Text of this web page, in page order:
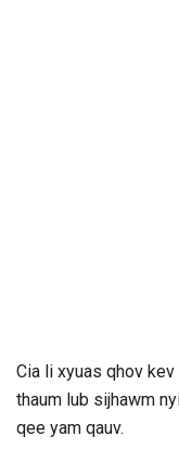
Cia li xyuas qhov
thaum lub sijhawm
qee yam qauv.